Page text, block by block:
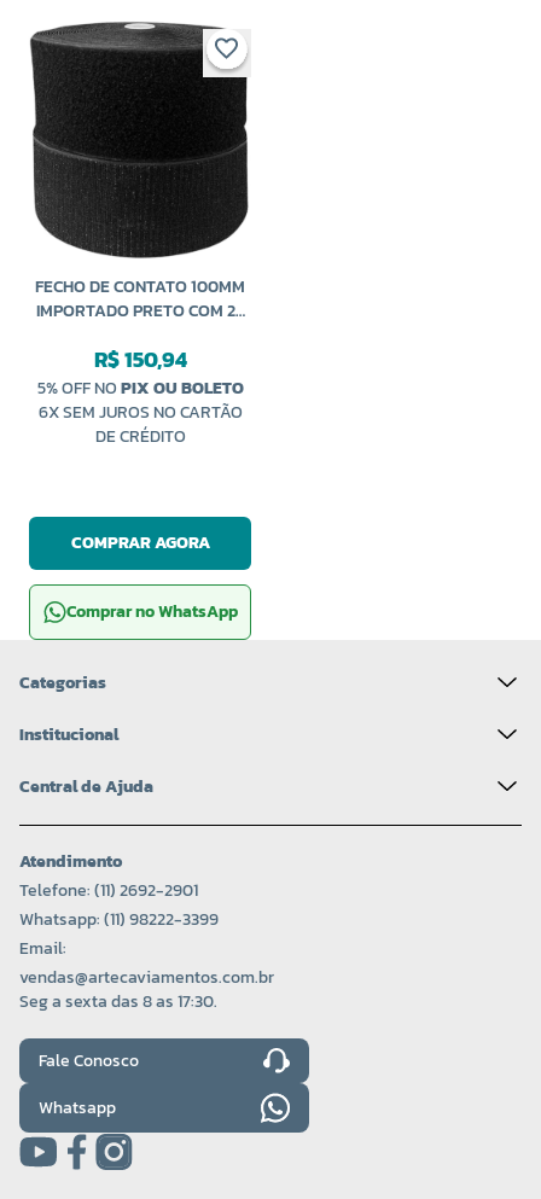
FECHO DE CONTATO 100MM
IMPORTADO PRETO COM 25
R$ 150,94
5% OFF NOPIX OU BOLETO
6X SEM JUROS NO CARTÃO
DE CRÉDITO
COMPRAR AGORA
Comprar no WhatsApp
Categorias
Institucional
Central de Ajuda
Atendimento
Telefone: (11) 2692-2901
Whatsapp: (11) 98222-3399
Email:
vendas@artecaviamentos.com.br
Seg a sexta das 8 as 17:30.
Fale Conosco
Whatsapp